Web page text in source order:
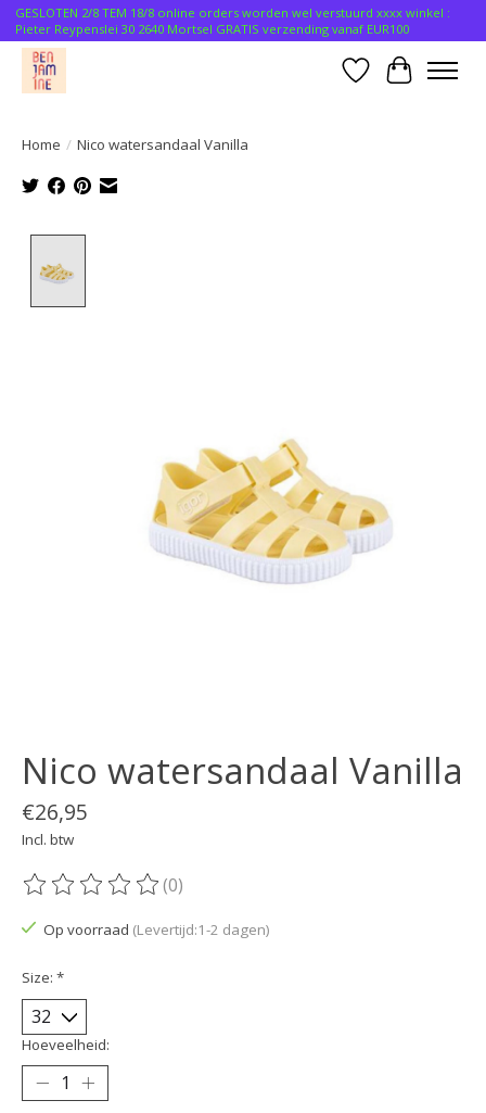
GESLOTEN 2/8 TEM 18/8 online orders worden wel verstuurd xxxx winkel :
Pieter Reypenslei 30 2640 Mortsel GRATIS verzending vanaf EUR100
Verlanglijst
Home / Nico watersandaal Vanilla
Nico watersandaal Vanilla
€26,95
Incl. btw
De beoordeling van dit product is
(0)
Op voorraad (Levertijd:1-2 dagen)
Size: *
Hoeveelheid: